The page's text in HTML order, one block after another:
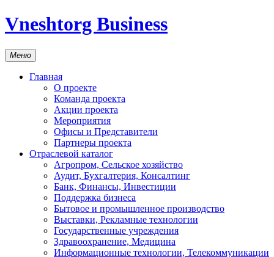
Vneshtorg Business
Меню
Главная
О проекте
Команда проекта
Акции проекта
Мероприятия
Офисы и Представители
Партнеры проекта
Отраслевой каталог
Агропром, Сельское хозяйство
Аудит, Бухгалтерия, Консалтинг
Банк, Финансы, Инвестиции
Поддержка бизнеса
Бытовое и промышленное производство
Выставки, Рекламные технологии
Государственные учреждения
Здравоохранение, Медицина
Информационные технологии, Телекоммуникации